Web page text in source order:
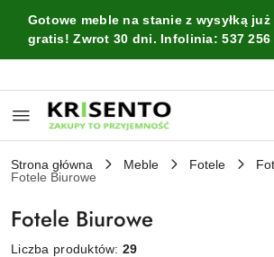
Przejdź do treści głównej
Przejdź do wyszukiwarki
Przejdź do moje konto
Przejdź do menu głównego
Przejdź do stopki
Gotowe meble na stanie z wysyłką
gratis! Zwrot 30 dni. Infolinia: 537 256
Strona główna Meble Fotele
Fotele Biurowe
Fotele Biurowe
Liczba produktów:29